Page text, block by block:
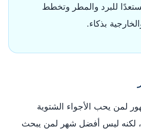
للبرد والمطر وتخطط
بذكاء.
لمن يحب الأجواء الشتوية
لكنه ليس أفضل شهر لمن يبحث